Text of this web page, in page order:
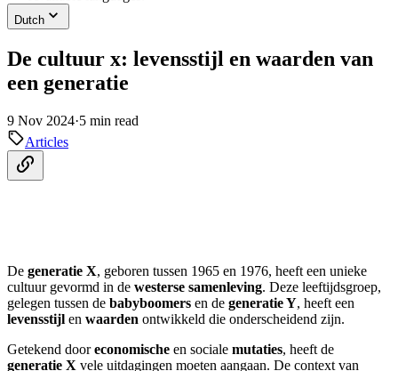
Dutch
De cultuur x: levensstijl en waarden van
een generatie
9 Nov 2024·5 min read
Articles
De generatie X, geboren tussen 1965 en 1976, heeft een unieke
cultuur gevormd in de westerse samenleving. Deze leeftijdsgroep,
gelegen tussen de babyboomers en de generatie Y, heeft een
levensstijl en waarden ontwikkeld die onderscheidend zijn.
Getekend dooreconomische en sociale mutaties, heeft de
generatie X vele uitdagingen moeten aangaan. De context van